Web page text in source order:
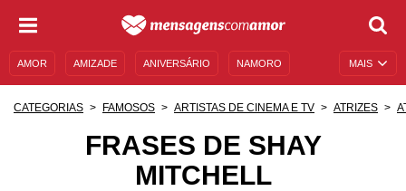
MAIS
AMOR AMIZADE ANIVERSÁRIO NAMORO
MENSAGENS DE ANIVERSÁRIO
CATEGORIAS FAMOSOS ARTISTAS DE CINEMA E TV ATRIZES
FRASES DE SHAY
MITCHELL